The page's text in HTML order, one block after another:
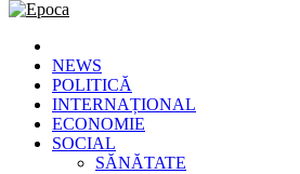
Epoca
Cele mai noi știri online din România
NEWS
POLITICĂ
INTERNAȚIONAL
ECONOMIE
SOCIAL
SĂNĂTATE